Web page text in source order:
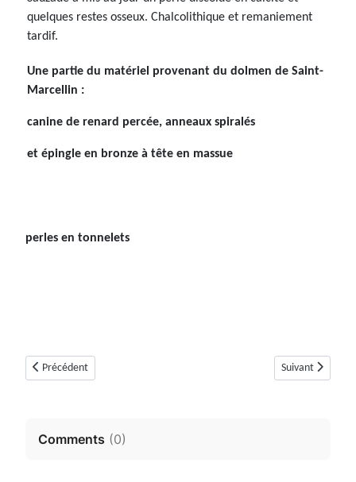
quelques restes osseux. Chalcolithique et remaniement
tardif.
Une partie du matériel provenant du dolmen de Saint-
Marcellin :
canine de renard percée, anneaux spiralés
et épingle en bronze à tête en massue
perles en tonnelets
Article précédent : Tumulus ou tholos des Pounches (Mons, Var)
Précédent Article suivant :
Suivant
Comments (0)